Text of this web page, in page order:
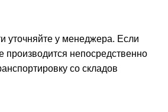
уточняйте у менеджера. Если
производится непосредственно
со складов